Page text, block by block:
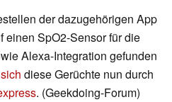
der dazugehörigen App
einen SpO2-Sensor für die
Alexa-Integration gefunden
diese Gerüchte nun durch
. (Geekdoing-Forum)